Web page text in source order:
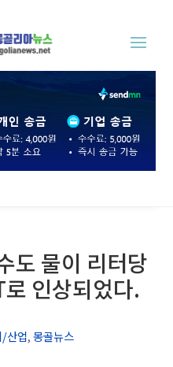
도 물이 리터당
인상되었다.
/산업,몽골뉴스